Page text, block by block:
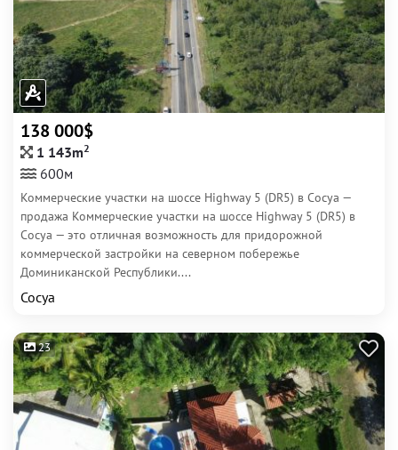
138 000$
1 143m2
600м
Коммерческие участки на шоссе Highway 5 (DR5) в Сосуа —
продажа Коммерческие участки на шоссе Highway 5 (DR5) в
Сосуа — это отличная возможность для придорожной
коммерческой застройки на северном побережье
Доминиканской Республики....
Сосуа
23